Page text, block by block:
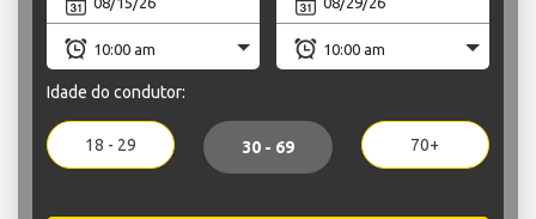
Idade do condutor:
18 - 29 30 - 69 70+